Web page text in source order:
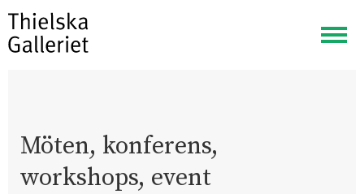
Visa
meny
Möten, konferens,
workshops, event